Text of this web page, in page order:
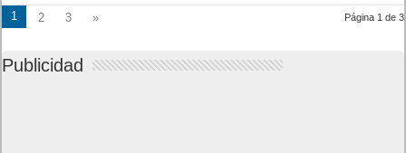
Página 1 de 3
1 2 3 »
Publicidad